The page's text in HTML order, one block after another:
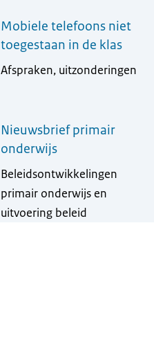
Mobiele telefoons niet
toegestaan in de klas
Afspraken, uitzonderingen
Nieuwsbrief primair
onderwijs
Beleidsontwikkelingen
primair onderwijs en
uitvoering beleid